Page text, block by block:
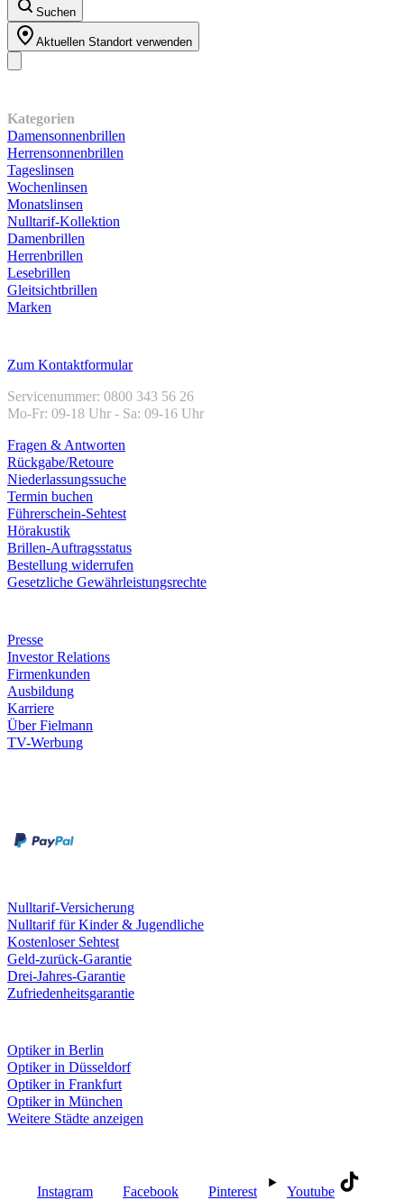
Suchen
Aktuellen Standort verwenden
Kategorien
Damensonnenbrillen
Herrensonnenbrillen
Tageslinsen
Wochenlinsen
Monatslinsen
Nulltarif-Kollektion
Damenbrillen
Herrenbrillen
Lesebrillen
Gleitsichtbrillen
Marken
Zum Kontaktformular
Servicenummer: 0800 343 56 26
Mo-Fr: 09-18 Uhr - Sa: 09-16 Uhr
Fragen & Antworten
Rückgabe/Retoure
Niederlassungssuche
Termin buchen
Führerschein-Sehtest
Hörakustik
Brillen-Auftragsstatus
Bestellung widerrufen
Gesetzliche Gewährleistungsrechte
Presse
Investor Relations
Firmenkunden
Ausbildung
Karriere
Über Fielmann
TV-Werbung
Nulltarif-Versicherung
Nulltarif für Kinder & Jugendliche
Kostenloser Sehtest
Geld-zurück-Garantie
Drei-Jahres-Garantie
Zufriedenheitsgarantie
Optiker in Berlin
Optiker in Düsseldorf
Optiker in Frankfurt
Optiker in München
Weitere Städte anzeigen
Instagram Facebook Pinterest Youtube